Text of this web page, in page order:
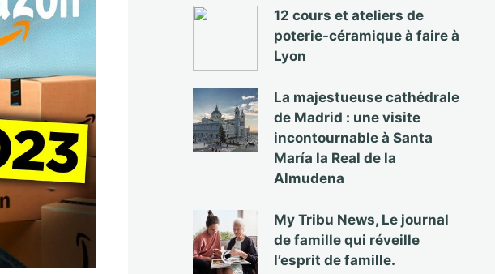
12 cours et ateliers de
poterie-céramique à faire à
Lyon
La majestueuse cathédrale
de Madrid : une visite
incontournable à Santa
María la Real de la
Almudena
My Tribu News, Le journal
de famille qui réveille
l’esprit de famille.